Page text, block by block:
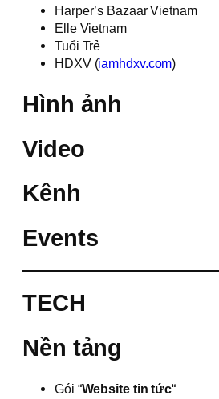
Harper’s Bazaar Vietnam
Elle Vietnam
Tuổi Trẻ
HDXV (iamhdxv.com)
Hình ảnh
Video
Kênh
Events
TECH
Nền tảng
Gói “Website tin tức“